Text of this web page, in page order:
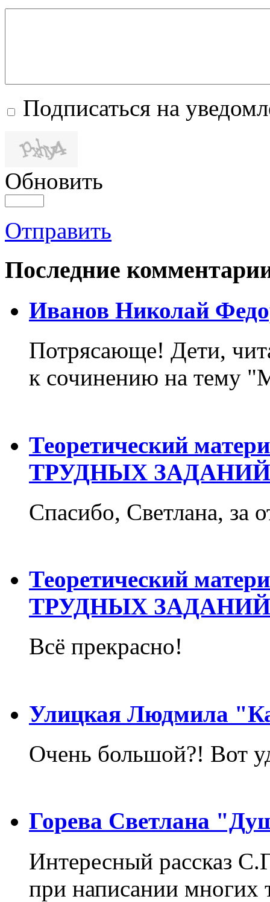
Подписаться на
Обновить
Отправить
Последние
Иванов Николай
Потрясающе! Дети,
к сочинению на тему
Теоретический
ТРУДНЫХ
Спасибо, Светлана, за
Теоретический
ТРУДНЫХ
Всё прекрасно!
Улицкая Людмила
Очень большой?! Вот
Горева Светлана
Интересный рассказ
при написании многих